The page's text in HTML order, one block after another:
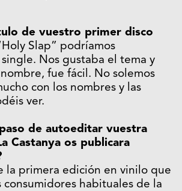
de vuestro primer disco
Slap” podríamos
Nos gustaba el tema y
fue fácil. No solemos
con los nombres y las
ver.
de autoeditar vuestra
Castanya os publicara
la primera edición en vinilo que
consumidores habituales de la